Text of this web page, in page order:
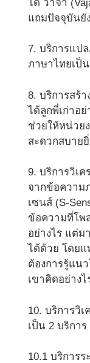
ได้ วาจา
แถมปัจจุบันยั
7. บริการแป
ภาษาไทยเป็
8. บริการสร้
ได้ลูกพี่เก่าอ
ช่วยให้หน่วย
สะดวกสบาย
9. บริการวิเ
จากข้อความ
เซนส์ (S-
ข้อความที่โพ
อย่างไร แต่ม
ได้ด้วย โดยแ
ต้องการรู้แน
เขาคิดอย่างไ
10. บริการวิ
เป็น 2 บริการ
10.1 บริการ